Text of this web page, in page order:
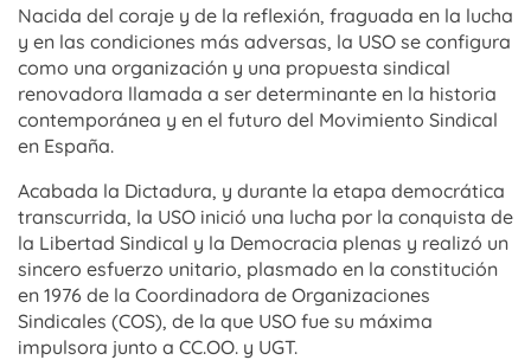
Nacida del coraje y de la reflexión, fraguada en la lucha
y en las condiciones más adversas, la USO se configura
como una organización y una propuesta sindical
renovadora llamada a ser determinante en la historia
contemporánea y en el futuro del Movimiento Sindical
en España.
Acabada la Dictadura, y durante la etapa democrática
transcurrida, la USO inició una lucha por la conquista de
la Libertad Sindical y la Democracia plenas y realizó un
sincero esfuerzo unitario, plasmado en la constitución
en 1976 de la Coordinadora de Organizaciones
Sindicales (COS), de la que USO fue su máxima
impulsora junto a CC.OO. y UGT.